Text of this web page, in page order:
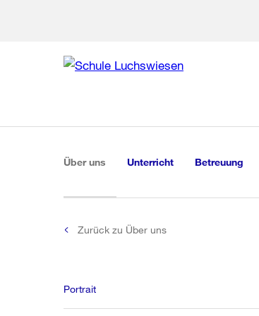
Navigation
Über uns (aktiv)Unterricht Betreuung
Zurück zu Über uns
Portrait